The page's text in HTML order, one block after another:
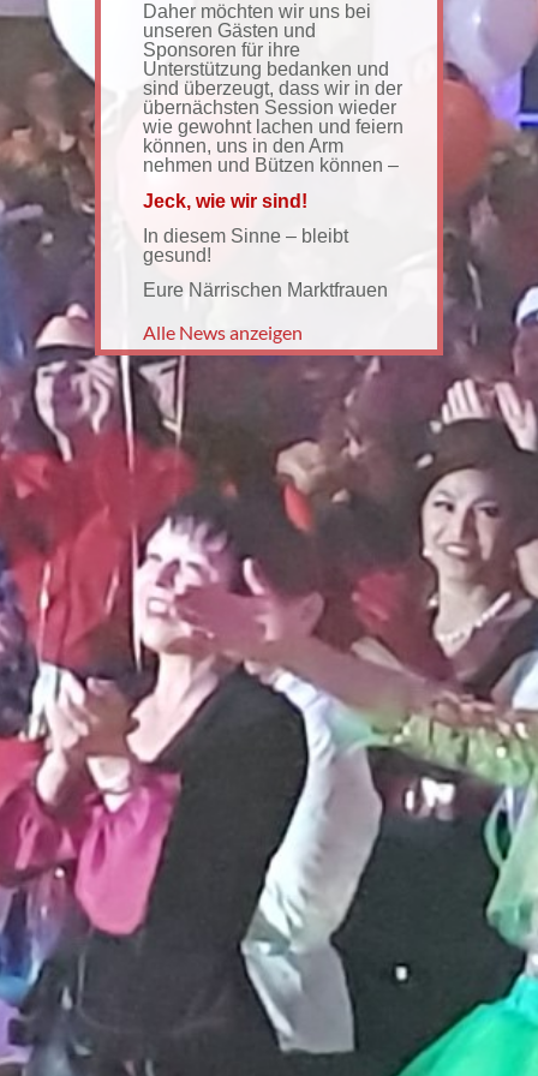
Daher möchten wir uns bei
unseren Gästen und
Sponsoren für ihre
Unterstützung bedanken und
sind überzeugt, dass wir in der
übernächsten Session wieder
wie gewohnt achen und feiern
können, uns in den Arm
nehmen und Bützen können –
Jeck, wie wir sind!
In diesem Sinne – bleibt
gesund!
Eure Närrischen Marktfrauen
Alle News anzeigen